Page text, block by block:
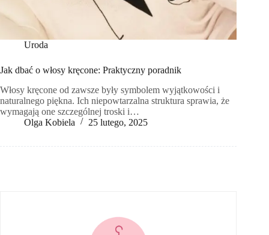
Uroda
Jak dbać o włosy kręcone: Praktyczny poradnik
Włosy kręcone od zawsze były symbolem wyjątkowości i
naturalnego piękna. Ich niepowtarzalna struktura sprawia, że
wymagają one szczególnej troski i…
Olga Kobiela
25 lutego, 2025